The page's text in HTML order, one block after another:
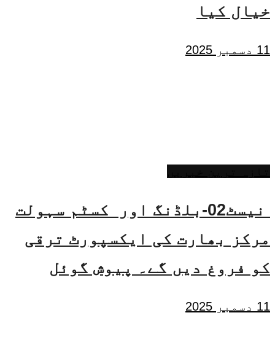
خیال کیا
11 دسمبر 2025
نیسٹ02-بلڈنگ اور کسٹم سہولت
مرکز بھارت کی ایکسپورٹ ترقی
کو فروغ دیں گے۔ پیوش گوئل
11 دسمبر 2025